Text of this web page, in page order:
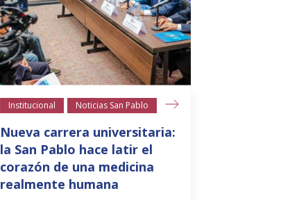
Institucional Noticias San Pablo
Nueva carrera universitaria:
la San Pablo hace latir el
corazón de una medicina
realmente humana